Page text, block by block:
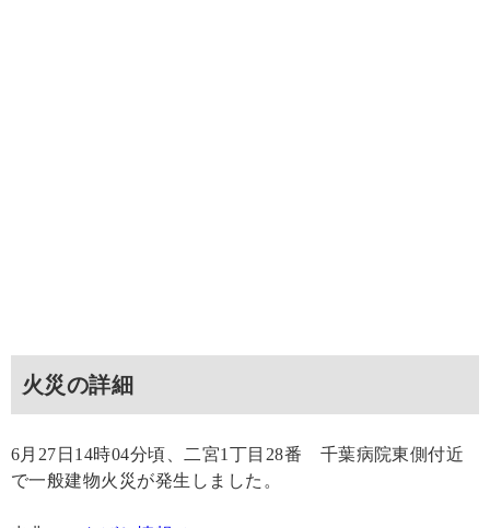
火災の詳細
6月27日14時04分頃、二宮1丁目28番 千葉病院東側付近
で一般建物火災が発生しました。